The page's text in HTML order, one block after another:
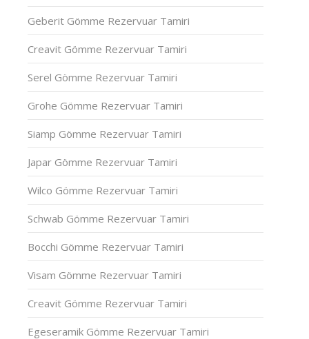
Geberit Gömme Rezervuar Tamiri
Creavit Gömme Rezervuar Tamiri
Serel Gömme Rezervuar Tamiri
Grohe Gömme Rezervuar Tamiri
Siamp Gömme Rezervuar Tamiri
Japar Gömme Rezervuar Tamiri
Wilco Gömme Rezervuar Tamiri
Schwab Gömme Rezervuar Tamiri
Bocchi Gömme Rezervuar Tamiri
Visam Gömme Rezervuar Tamiri
Creavit Gömme Rezervuar Tamiri
Egeseramik Gömme Rezervuar Tamiri